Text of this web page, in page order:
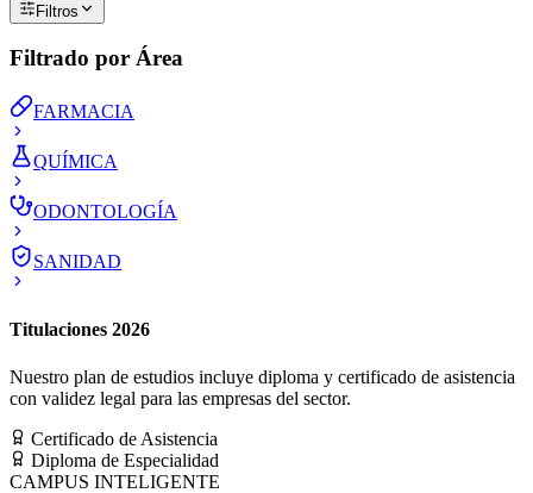
Filtros
Filtrado por Área
FARMACIA
QUÍMICA
ODONTOLOGÍA
SANIDAD
Titulaciones 2026
Nuestro plan de estudios incluye diploma y certificado de asistencia
con validez legal para las empresas del sector.
Certificado de Asistencia
Diploma de Especialidad
CAMPUS INTELIGENTE